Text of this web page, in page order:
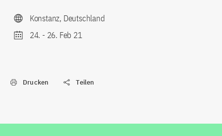
Konstanz, Deutschland
24. - 26. Feb 21
Drucken Teilen